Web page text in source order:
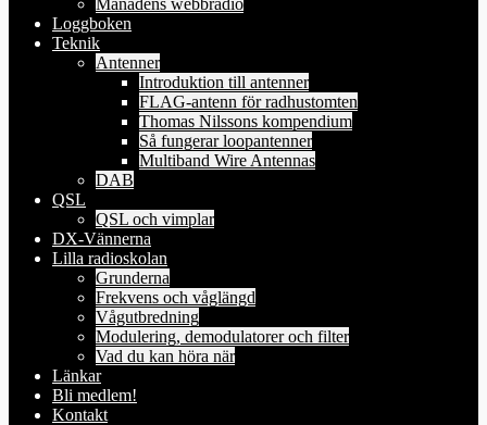
Loggboken
Teknik
Antenner
Introduktion till antenner
FLAG-antenn för radhustomten
Thomas Nilssons kompendium
Så fungerar loopantenner
Multiband Wire Antennas
DAB
QSL
QSL och vimplar
DX-Vännerna
Lilla radioskolan
Grunderna
Frekvens och våglängd
Vågutbredning
Modulering, demodulatorer och filter
Vad du kan höra när
Länkar
Bli medlem!
Kontakt